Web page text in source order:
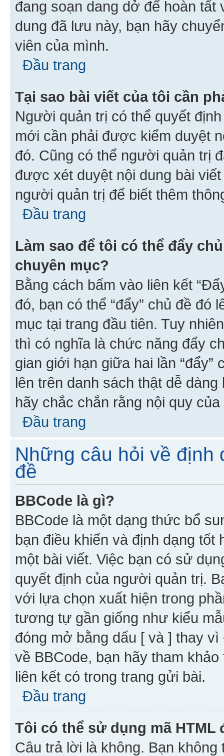
đang soạn dang dở để hoàn
dung đã lưu này, bạn hãy
viên của mình.
Đầu trang
Tại sao bài viết của tôi cần
Người quản trị có thể quyết
mới cần phải được kiểm duyệt
đó. Cũng có thể người quản trị
được xét duyệt nội dung bài
người quản trị để biết thêm
Đầu trang
Làm sao để tôi có thể đẩy
chuyên mục?
Bằng cách bấm vào liên kết
đó, bạn có thể “đẩy” chủ đề đó
mục tại trang đầu tiên. Tuy
thì có nghĩa là chức năng đẩy
gian giới hạn giữa hai lần “đẩy”
lên trên danh sách thật dễ
hãy chắc chắn rằng nội quy
Đầu trang
Những câu hỏi về định
đề
BBCode là gì?
BBCode là một dạng thức bổ
bạn điều khiển và định dạng
một bài viết. Việc bạn có sử
quyết định của người quản trị.
với lựa chọn xuất hiện trong
tương tự gần giống như kiểu
đóng mở bằng dấu [ và ] thay
về BBCode, bạn hãy tham
liên kết có trong trang gửi bài.
Đầu trang
Tôi có thể sử dụng mã
Câu trả lời là không. Bạn